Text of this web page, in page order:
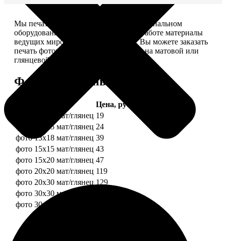
Мы печатаем фотографии на профессиональном
оборудовании Noritsu, используем в работе материалы
ведущих мировых производителей. Вы можете заказать
печать фотографий разных форматов на матовой или
глянцевой фотобумаге.
Форматы и цены
Цена, руб.
фото 10х10 мат/глянец 19
фото 10х15 мат/глянец 24
фото 13х18 мат/глянец 39
фото 15х15 мат/глянец 43
фото 15х20 мат/глянец 47
фото 20х20 мат/глянец 119
фото 20х30 мат/глянец 129
фото 30х30 мат/глянец
фото 30х40 мат/глянец